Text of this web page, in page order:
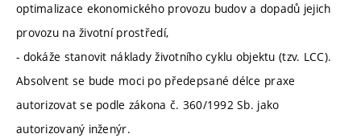
optimalizace ekonomického provozu budov a dopadů jejich
provozu na životní prostředí,
- dokáže stanovit náklady životního cyklu objektu (tzv. LCC).
Absolvent se bude moci po předepsané délce praxe
autorizovat se podle zákona č. 360/1992 Sb. jako
autorizovaný inženýr.